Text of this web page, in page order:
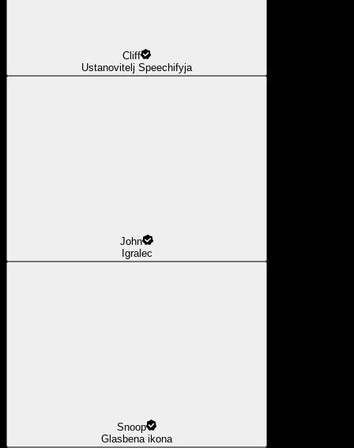
Cliff
Ustanovitelj Speechifyja
John
Igralec
Snoop
Glasbena ikona